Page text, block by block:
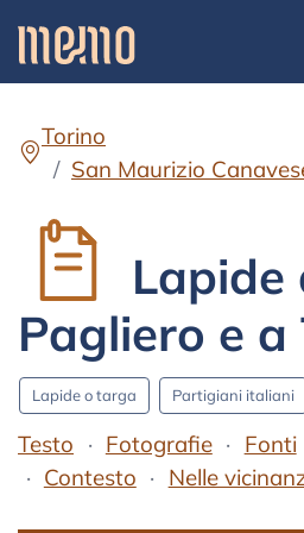
Torino
San Maurizio
Lapide
Pagliero e a
Lapide o targa Partigiani italiani
Testo Fotografie Fonti
Contesto
Nelle